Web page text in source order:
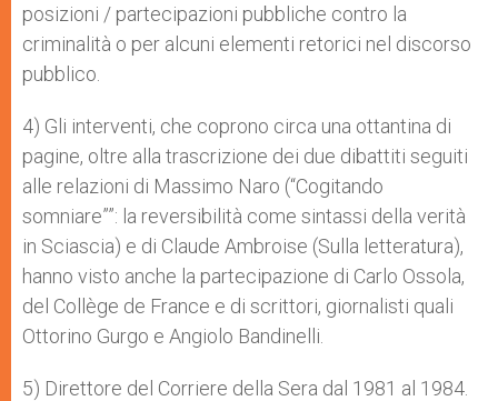
posizioni / partecipazioni pubbliche contro la
criminalità o per alcuni elementi retorici nel discorso
pubblico.
4) Gli interventi, che coprono circa una ottantina di
pagine, oltre alla trascrizione dei due dibattiti seguiti
alle relazioni di Massimo Naro (“Cogitando
somniare””: la reversibilità come sintassi della verità
in Sciascia) e di Claude Ambroise (Sulla letteratura),
hanno visto anche la partecipazione di Carlo Ossola,
del Collège de France e di scrittori, giornalisti quali
Ottorino Gurgo e Angiolo Bandinelli.
5) Direttore del Corriere della Sera dal 1981 al 1984.